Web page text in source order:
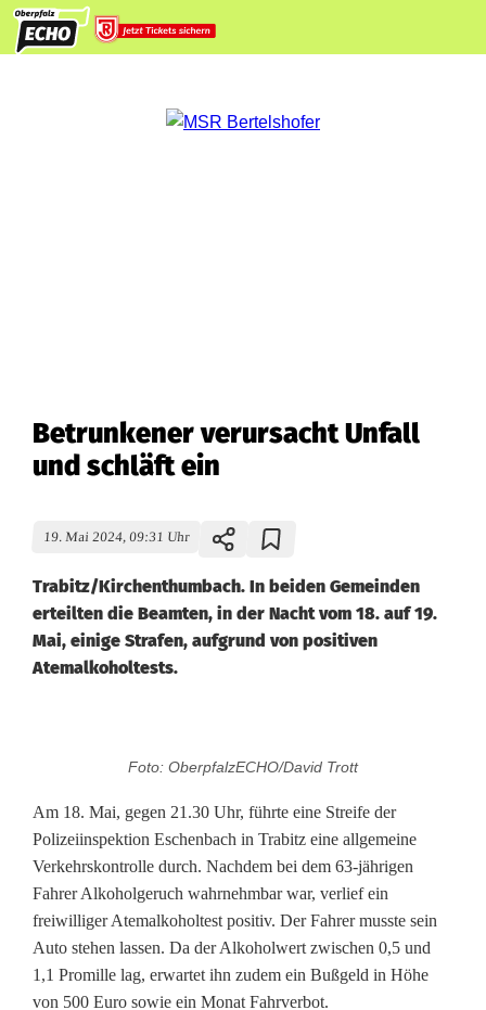
Betrunkener verursacht Unfall
und schläft ein
19. Mai 2024, 09:31 Uhr
Trabitz/Kirchenthumbach. In beiden Gemeinden
erteilten die Beamten, in der Nacht vom 18. auf 19.
Mai, einige Strafen, aufgrund von positiven
Atemalkoholtests.
t
r
u
n
k
Foto: OberpfalzECHO/David Trott
Am 18. Mai, gegen 21.30 Uhr, führte eine Streife der
Polizeiinspektion Eschenbach in Trabitz eine allgemeine
Verkehrskontrolle durch. Nachdem bei dem 63-jährigen
Fahrer Alkoholgeruch wahrnehmbar war, verlief ein
freiwilliger Atemalkoholtest positiv. Der Fahrer musste sein
Auto stehen lassen. Da der Alkoholwert zwischen 0,5 und
1,1 Promille lag, erwartet ihn zudem ein Bußgeld in Höhe
von 500 Euro sowie ein Monat Fahrverbot.